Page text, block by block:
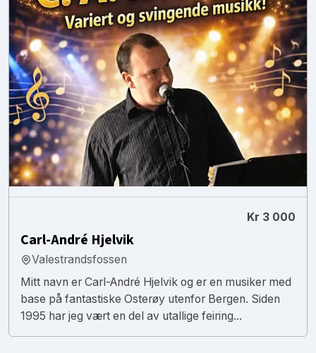
Kr 3 000
Carl-André Hjelvik
Valestrandsfossen
Mitt navn er Carl-André Hjelvik og er en musiker med
base på fantastiske Osterøy utenfor Bergen. Siden
1995 har jeg vært en del av utallige feiring...